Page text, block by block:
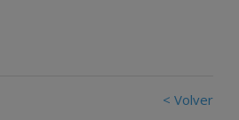
< Volver